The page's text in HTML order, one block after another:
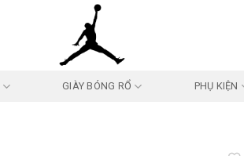
GIÀY BÓNG RỔ PHỤ KIỆN